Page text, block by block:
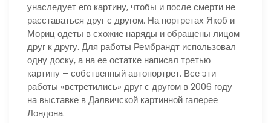
унаследует его картину, чтобы и после смерти не
расставаться друг с другом. На портретах Якоб и
Мориц одеты в схожие наряды и обращены лицом
друг к другу. Для работы Рембрандт использовал
одну доску, а на ее остатке написал третью
картину – собственный автопортрет. Все эти
работы «встретились» друг с другом в 2006 году
на выставке в Далвичской картинной галерее
Лондона.